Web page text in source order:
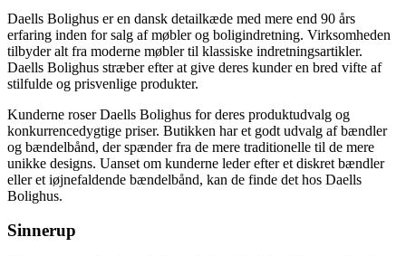
Daells Bolighus er en dansk detailkæde med mere end 90 års
erfaring inden for salg af møbler og boligindretning. Virksomheden
tilbyder alt fra moderne møbler til klassiske indretningsartikler.
Daells Bolighus stræber efter at give deres kunder en bred vifte af
stilfulde og prisvenlige produkter.
Kunderne roser Daells Bolighus for deres produktudvalg og
konkurrencedygtige priser. Butikken har et godt udvalg af bændler
og bændelbånd, der spænder fra de mere traditionelle til de mere
unikke designs. Uanset om kunderne leder efter et diskret bændler
eller et iøjnefaldende bændelbånd, kan de finde det hos Daells
Bolighus.
Sinnerup